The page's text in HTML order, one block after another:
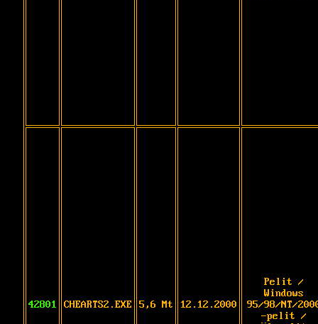
42801 CHEARTS2.EXE 5,6 Mt 12.12.2000
Pelit /
Windows
95/98/NT/
-pelit /